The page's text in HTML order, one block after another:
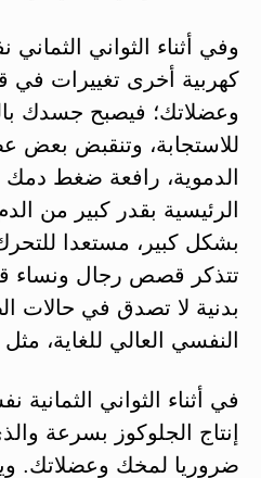
وفي أثناء الثواني
كهربية أخرى تغييرات في
وعضلاتك؛ فيصبح جسدك
للاستجابة، وتنقبض بعض
الدموية، رافعة ضغط
الرئيسية بقدر كبير من
بشكل كبير، مستعدا
تتذكر قصص رجال ونساء
بدنية لا تصدق في حالات
النفسي العالي للغاية،
في أثناء الثواني الثمانية
إنتاج الجلوكوز بسرعة
ضروريا لمخك وعضلاتك.